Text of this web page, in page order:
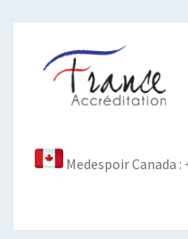
Medespoir Canada :